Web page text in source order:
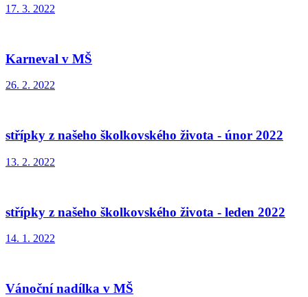
17. 3. 2022
Karneval v MŠ
26. 2. 2022
střípky z našeho školkovského života - únor 2022
13. 2. 2022
střípky z našeho školkovského života - leden 2022
14. 1. 2022
Vánoční nadílka v MŠ